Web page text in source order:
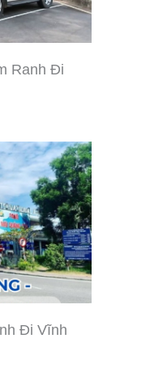
Ranh Đi
Đi Vĩnh